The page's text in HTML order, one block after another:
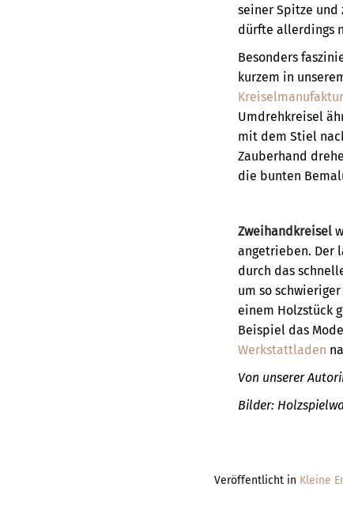
seiner Spitze und
dürfte allerdings
Besonders
kurzem in
Umdrehkreisel
mit dem Stiel
Zauberhand
die bunten
Zweihandkreisel
angetrieben. Der
durch das
um so
einem Holzstück
Beispiel das
Werkstattladen
Von unserer
Bilder:
Veröffentlicht in Kleine